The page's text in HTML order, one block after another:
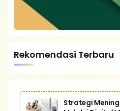
Rekomendasi Terbaru
Strategi